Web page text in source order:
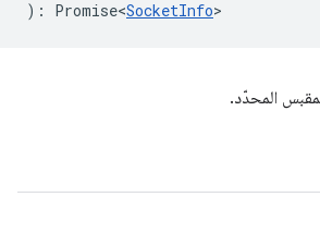
) : Promise<SocketInfo>
المحدّد.